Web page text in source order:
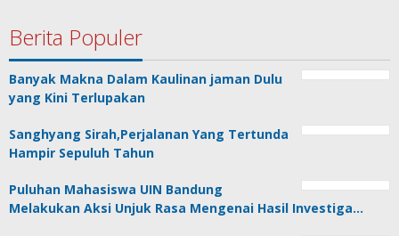
Berita Populer
Banyak Makna Dalam Kaulinan jaman Dulu
yang Kini Terlupakan
Sanghyang Sirah,Perjalanan Yang Tertunda
Hampir Sepuluh Tahun
Puluhan Mahasiswa UIN Bandung
Melakukan Aksi Unjuk Rasa Mengenai Hasil Investiga…